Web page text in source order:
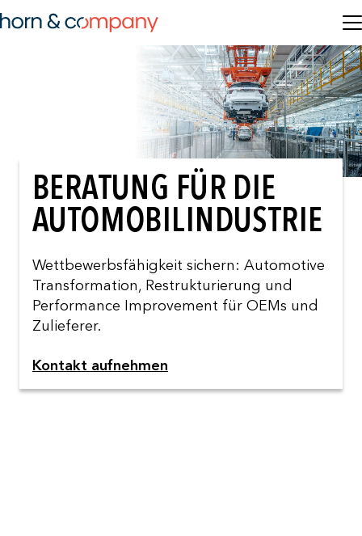
BERATUNG FÜR DIE
AUTOMOBILINDUSTRIE
Wettbewerbsfähigkeit sichern: Automotive
Transformation, Restrukturierung und
Performance Improvement für OEMs und
Zulieferer.
Kontakt aufnehmen